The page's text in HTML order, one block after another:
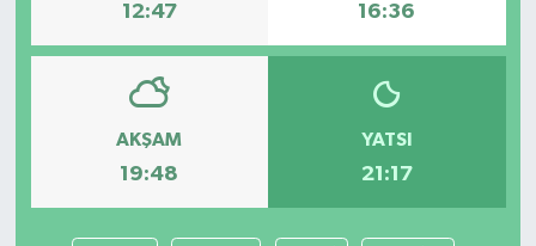
12:47 16:36
AKŞAM
19:48
YATSI
21:17
YAŞAM